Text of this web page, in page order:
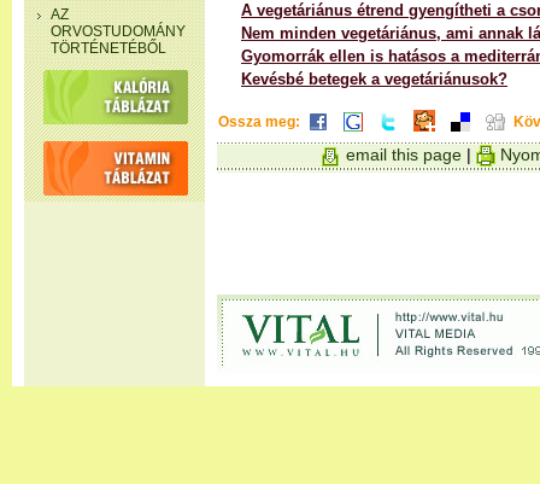
AZ
ORVOSTUDOMÁNY
TÖRTÉNETÉBŐL
A vegetáriánus étrend gyengítheti a
Nem minden vegetáriánus, ami annak
Gyomorrák ellen is hatásos a
Kevésbé betegek a vegetáriánusok?
Ossza meg:
email this page |